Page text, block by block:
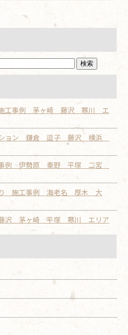
施工事例 茅ヶ崎 藤沢 寒川 エ
ション 鎌倉 逗子 藤沢 横浜
事例 伊勢原 秦野 平塚 二宮
り 施工事例 海老名 厚木 大
藤沢 茅ヶ崎 平塚 寒川 エリア